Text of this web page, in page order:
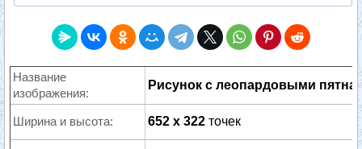
Название
изображения:
Рисунок с леопардовыми
Ширина и высота: 652 x 322 точек